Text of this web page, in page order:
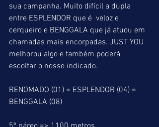
sua campanha. Muito difícil a dupla
entre ESPLENDOR que é  veloz e
cerqueiro e BENGGALA que já atuou em
chamadas mais encorpadas. JUST YOU
melhorou algo e também poderá
escoltar o nosso indicado.
RENOMADO (01) = ESPLENDOR (04) =
BENGGALA (08)